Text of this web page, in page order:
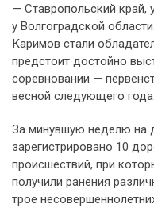
— Ставропольский край,
у Волгоградской
Каримов стали
предстоит достойно
соревновании —
весной следующего года.
За минувшую неделю на
зарегистрировано 10
происшествий, при
получили ранения
трое